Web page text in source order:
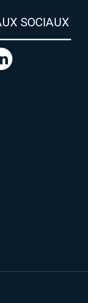
SOCIAUX